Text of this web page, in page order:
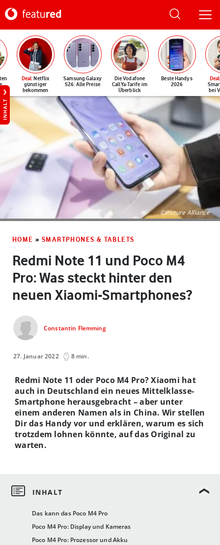
Deal: Netflix
günstiger
bekommen
Samsung Galaxy
S26: Alle Preise
Die Vodafone
CallYa-Tarife im
Überblick
Beste Handys
2026
Deal
bei
INHALT
©Picture Alliance
HOME » SMARTPHONES & TABLETS
Redmi Note 11 und Poco M4
Pro: Was steckt hinter den
neuen Xiaomi-Smartphones?
Constantin Flemming
27. Januar 2022 8 min.
Das kann das Poco M4 Pro
Poco M4 Pro: Display und Kameras
Poco M4 Pro: Prozessor und Akku
Redmi Note 11 oder Poco M4 Pro? Xiaomi hat
auch in Deutschland ein neues Mittelklasse-
Smartphone herausgebracht – aber unter
einem anderen Namen als in China. Wir stellen
Dir das Handy vor und erklären, warum es sich
trotzdem lohnen könnte, auf das Original zu
warten.